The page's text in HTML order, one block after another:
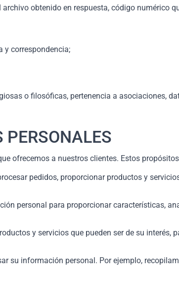
obtenido en respuesta, código numérico
y correspondencia;
o filosóficas, pertenencia a asociaciones,
PERSONALES
ofrecemos a nuestros clientes. Estos
pedidos, proporcionar productos y
personal para proporcionar características,
y servicios que pueden ser de su interés,
su información personal. Por ejemplo,